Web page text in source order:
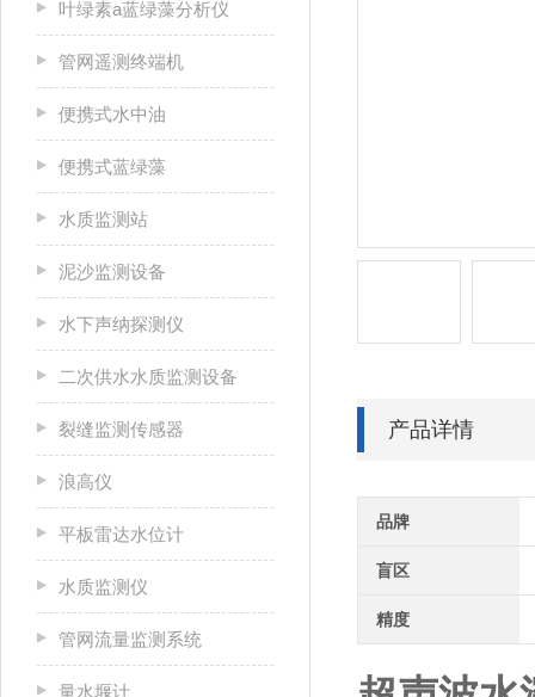
叶绿素a蓝绿藻分析仪
管网遥测终端机
便携式水中油
便携式蓝绿藻
水质监测站
泥沙监测设备
水下声纳探测仪
二次供水水质监测设备
裂缝监测传感器
浪高仪
平板雷达水位计
水质监测仪
管网流量监测系统
量水堰计
产品详情
品牌
盲区
精度